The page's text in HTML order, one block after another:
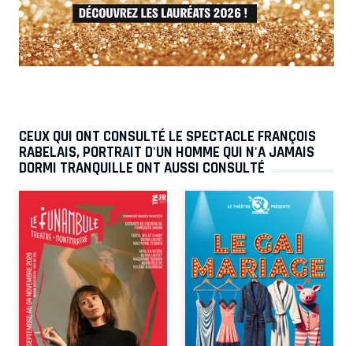
CEUX QUI ONT CONSULTÉ LE SPECTACLE FRANÇOIS
RABELAIS, PORTRAIT D'UN HOMME QUI N'A JAMAIS
DORMI TRANQUILLE ONT AUSSI CONSULTÉ